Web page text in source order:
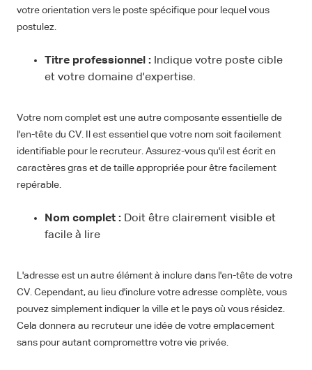
votre orientation vers le poste spécifique pour lequel vous
postulez.
Titre professionnel : Indique votre poste cible
et votre domaine d'expertise.
Votre nom complet est une autre composante essentielle de
l'en-tête du CV. Il est essentiel que votre nom soit facilement
identifiable pour le recruteur. Assurez-vous qu'il est écrit en
caractères gras et de taille appropriée pour être facilement
repérable.
Nom complet : Doit être clairement visible et
facile à lire
L'adresse est un autre élément à inclure dans l'en-tête de votre
CV. Cependant, au lieu d'inclure votre adresse complète, vous
pouvez simplement indiquer la ville et le pays où vous résidez.
Cela donnera au recruteur une idée de votre emplacement
sans pour autant compromettre votre vie privée.